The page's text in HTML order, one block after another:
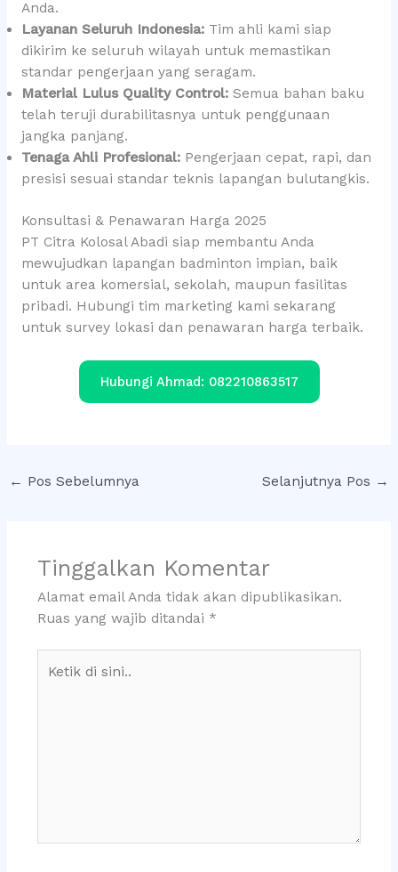
Anda.
Layanan Seluruh Indonesia:Tim ahli kami siap
dikirim ke seluruh wilayah untuk memastikan
standar pengerjaan yang seragam.
Material Lulus Quality Control:Semua bahan baku
telah teruji durabilitasnya untuk penggunaan
jangka panjang.
Tenaga Ahli Profesional:Pengerjaan cepat, rapi, dan
presisi sesuai standar teknis lapangan bulutangkis.
Konsultasi & Penawaran Harga 2025
PT Citra Kolosal Abadi siap membantu Anda
mewujudkan lapangan badminton impian, baik
untuk area komersial, sekolah, maupun fasilitas
pribadi. Hubungi tim marketing kami sekarang
untuk survey lokasi dan penawaran harga terbaik.
Hubungi Ahmad: 082210863517
← Pos Sebelumnya Selanjutnya Pos →
Tinggalkan Komentar
Alamat email Anda tidak akan dipublikasikan.
Ruas yang wajib ditandai *